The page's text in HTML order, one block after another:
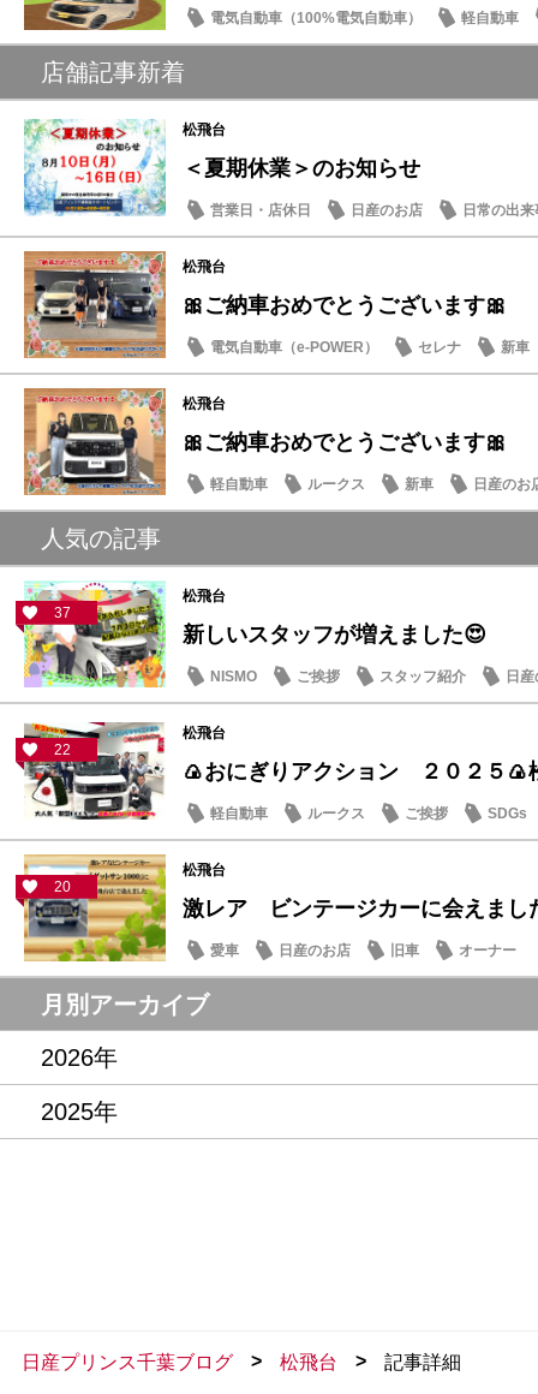
電気自動車（100%電気自動車）
軽自動車
サクラ
店舗記事新着
松飛台
＜夏期休業＞のお知らせ
営業日・店休日 日産のお店 日常の出来
松飛台
🎀ご納車おめでとうございます🎀
電気自動車（e-POWER） セレナ 新車
松飛台
🎀ご納車おめでとうございます🎀
軽自動車 ルークス 新車 日産のお
人気の記事
37
松飛台
新しいスタッフが増えました😍
NISMO ご挨拶 スタッフ紹介 日
22
松飛台
🍙おにぎりアクション ２０２５🍙
軽自動車 ルークス ご挨拶 SDGs
20
松飛台
激レア ビンテージカーに会えまし
愛車 日産のお店 旧車 オーナー
月別アーカイブ
2026年
2025年
日産プリンス千葉ブログ > 松飛台 > 記事詳細